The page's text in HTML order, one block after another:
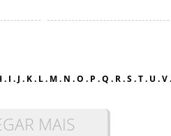
. I . J . K. L. M. N .O . P .Q . R.S.T. U .V.
MAIS